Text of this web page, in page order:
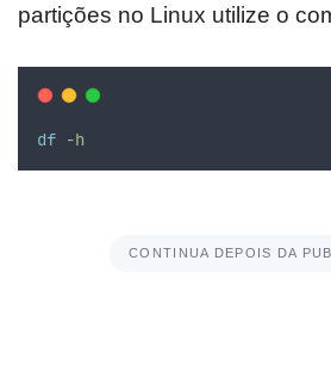
partições no Linux utilize o
df -h
CONTINUA DEPOIS DA